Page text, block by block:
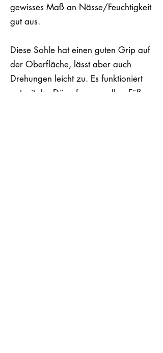
gewisses Maß an Nässe/Feuchtigkeit
gut aus.
Diese Sohle hat einen guten Grip auf
der Oberfläche, lässt aber auch
Drehungen leicht zu. Es funktioniert
gut mit der Dämpfung, um Ihre Füße